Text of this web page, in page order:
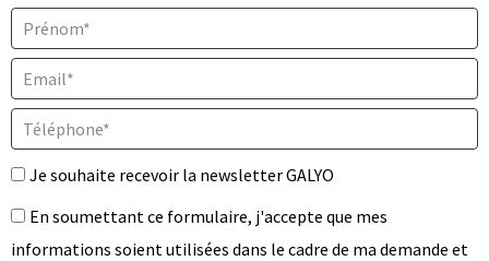
Prénom* :
Email* :
Téléphone* :
Je souhaite recevoir la newsletter GALYO
En soumettant ce formulaire, j'accepte que mes
informations soient utilisées dans le cadre de ma demande et